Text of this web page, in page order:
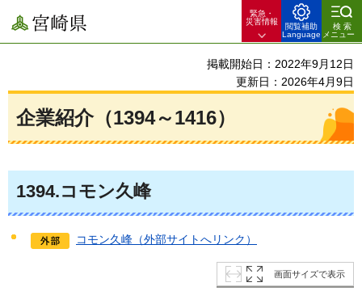
宮崎県
緊急・
災害情報
閲覧補助
Language
検索
メニュー
掲載開始日：2022年9月12日
更新日：2026年4月9日
企業紹介（1394～1416）
1394.コモン久峰
コモン久峰（外部サイトへリンク）
画面サイズで表示